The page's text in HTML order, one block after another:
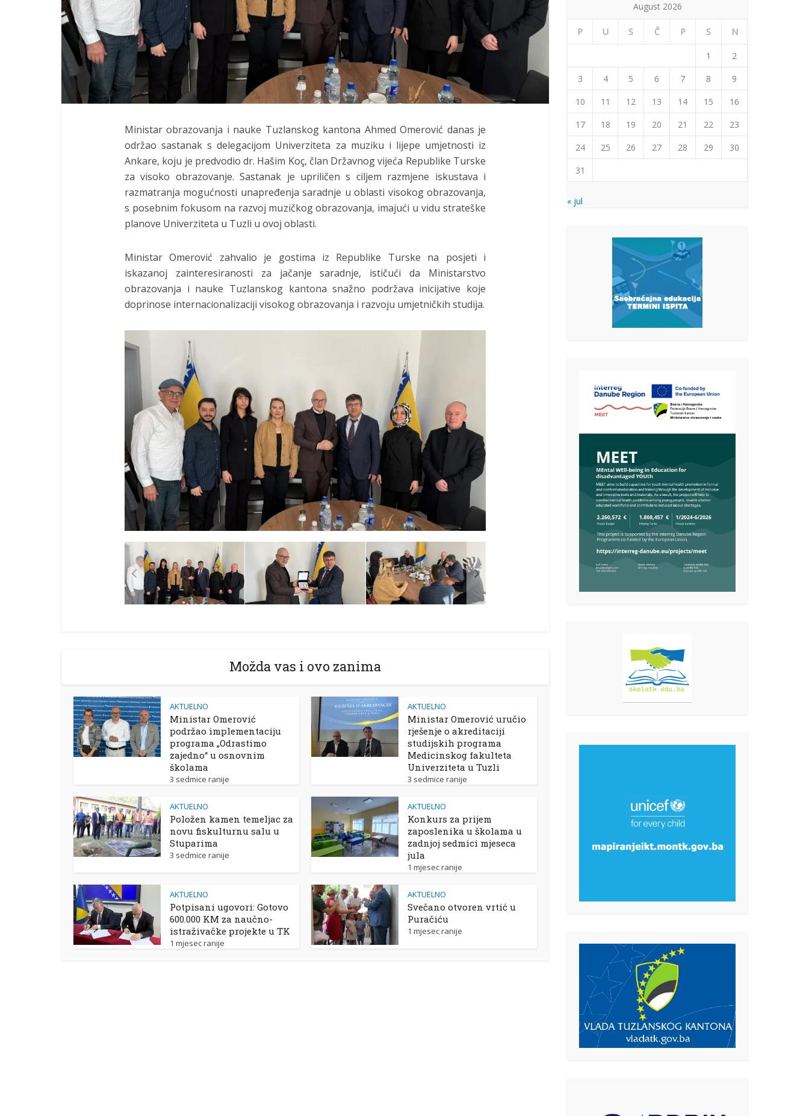
Ministar obrazovanja i nauke Tuzlanskog kantona Ahmed Omerović danas je
održao sastanak s delegacijom Univerziteta za muziku i lijepe umjetnosti iz
Ankare, koju je predvodio dr. Hašim Koç, član Državnog vijeća Republike Turske
za visoko obrazovanje. Sastanak je upriličen s ciljem razmjene iskustava i
razmatranja mogućnosti unapređenja saradnje u oblasti visokog obrazovanja,
s posebnim fokusom na razvoj muzičkog obrazovanja, imajući u vidu strateške
planove Univerziteta u Tuzli u ovoj oblasti.
Ministar Omerović zahvalio je gostima iz Republike Turske na posjeti i
iskazanoj zainteresiranosti za jačanje saradnje, ističući da Ministarstvo
obrazovanja i nauke Tuzlanskog kantona snažno podržava inicijative koje
doprinose internacionalizaciji visokog obrazovanja i razvoju umjetničkih studija.
Možda vas i ovo zanima
AKTUELNO
Ministar Omerović
podržao implementaciju
programa „Odrastimo
zajedno“ u osnovnim
školama
3 sedmice ranije
AKTUELNO
Ministar Omerović uručio
rješenje o akreditaciji
studijskih programa
Medicinskog fakulteta
Univerziteta u Tuzli
3 sedmice ranije
AKTUELNO
Položen kamen temeljac za
novu fiskulturnu salu u
Stuparima
3 sedmice ranije
AKTUELNO
Konkurs za prijem
zaposlenika u školama u
zadnjoj sedmici mjeseca
jula
1 mjesec ranije
AKTUELNO
Potpisani ugovori: Gotovo
600.000 KM za naučno-
istraživačke projekte u TK
1 mjesec ranije
AKTUELNO
Svečano otvoren vrtić u
Puračiću
1 mjesec ranije
August 2026
P U S Č P S N
1
2
3
4 5 6 7 8
9
10
11 12 13 14 15
16
17
18 19 20 21 22
23
24
25 26 27 28 29
30
31
« jul